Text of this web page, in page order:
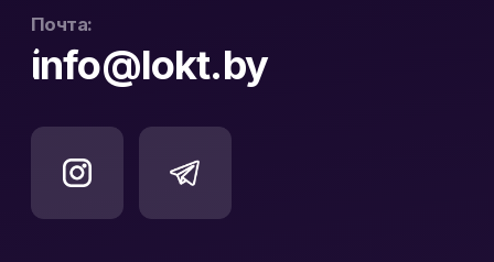
Разработка сайта: nastyadsgn